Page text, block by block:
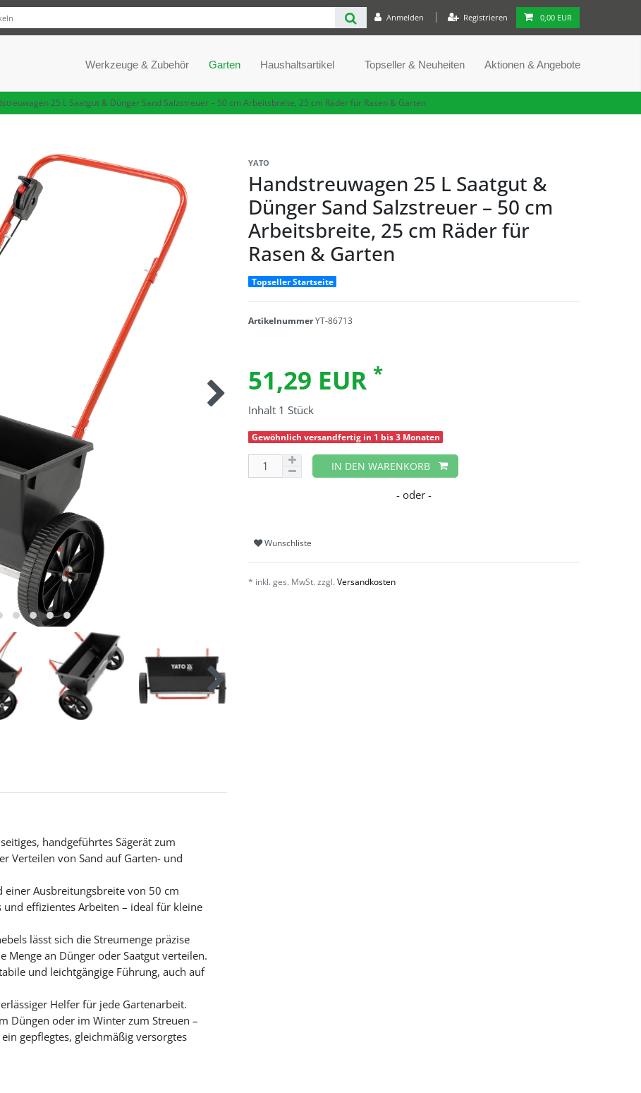
Anmelden Registrieren 0,00 EUR
Werkzeuge & Zubehör Garten Haushaltsartikel Topseller & Neuheiten Aktionen & Angebote
25 L Saatgut & Dünger Sand Salzstreuer – 50 cm Arbeitsbreite, 25 cm Räder für Rasen & Garten
YATO
Handstreuwagen 25 L Saatgut &
Dünger Sand Salzstreuer – 50 cm
Arbeitsbreite, 25 cm Räder für
Rasen & Garten
Topseller Startseite
ArtikelnummerYT-86713
51,29 EUR *
Inhalt 1 Stück
Gewöhnlich versandfertig in 1 bis 3 Monaten
IN DEN WARENKORB
Wunschliste
* inkl. ges. MwSt. zzgl. Versandkosten
handgeführtes Sägerät zum
Verteilen von Sand auf Garten- und
Ausbreitungsbreite von 50 cm
effizientes Arbeiten – ideal für kleine
lässt sich die Streumenge präzise
Menge an Dünger oder Saatgut verteilen.
und leichtgängige Führung, auch auf
Helfer für jede Gartenarbeit.
Düngen oder im Winter zum Streuen –
gepflegtes, gleichmäßig versorgtes